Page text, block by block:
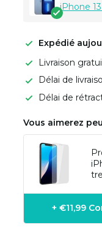
iPhone
Expédié
Livraison
Délai de
Délai de
Vous aimerez
+ €11,99